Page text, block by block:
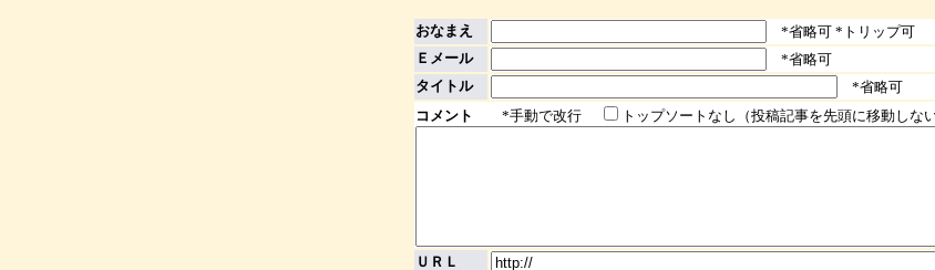
おなまえ
*省略可 *トリップ可
Ｅメール
*省略可
タイトル
*省略可
コメント *手動で改行 トップソートなし（投稿記事を先頭に移動しない
ＵＲＬ